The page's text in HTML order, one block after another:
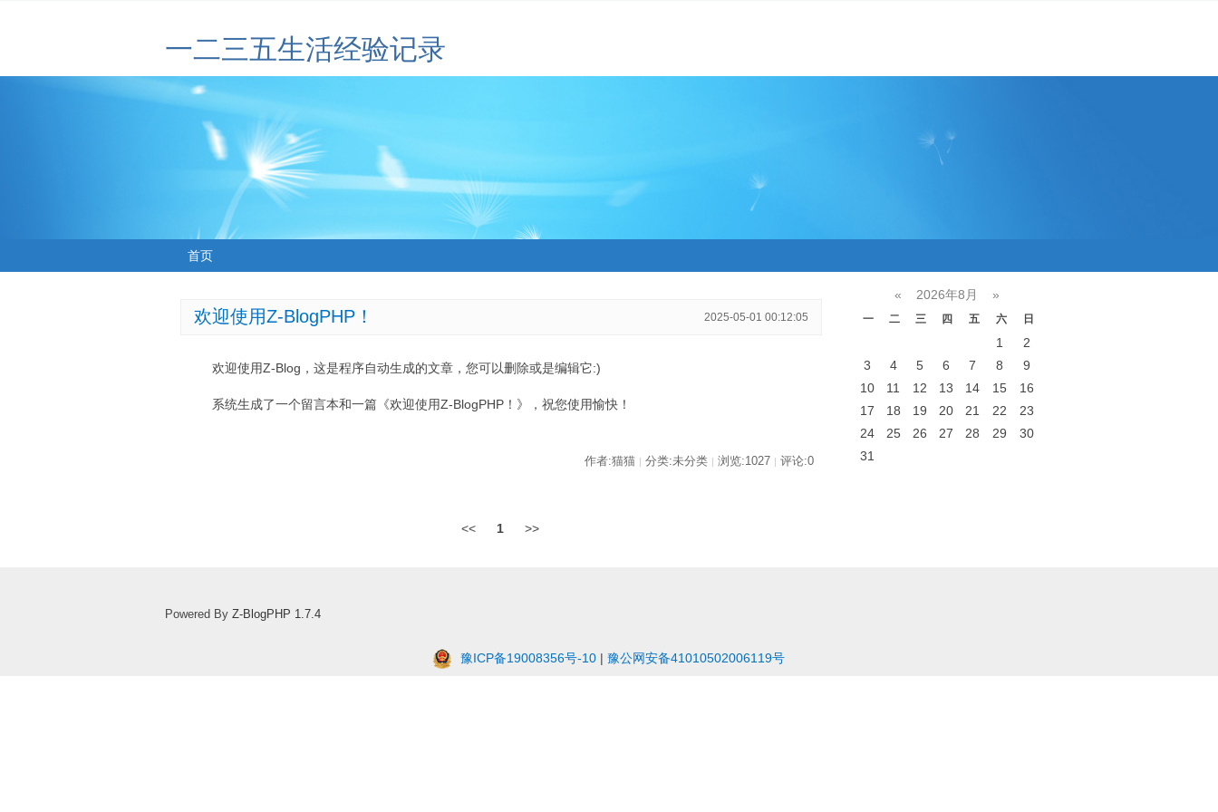
一二三五生活经验记录
首页
欢迎使用Z-BlogPHP！ 2025-05-01 00:12:05
欢迎使用Z-Blog，这是程序自动生成的文章，您可以删除或是编辑它:)
系统生成了一个留言本和一篇《欢迎使用Z-BlogPHP！》，祝您使用愉快！
作者:猫猫 | 分类:未分类 | 浏览:1027 | 评论:0
<< 1 >>
« 2026年8月 »
一 二 三 四 五 六 日
1
2
3
4 5 6 7 8
9
10
11 12 13 14 15
16
17
18 19 20 21 22
23
24
25 26 27 28 29
30
31
Powered By Z-BlogPHP 1.7.4
豫ICP备19008356号-10 | 豫公网安备41010502006119号